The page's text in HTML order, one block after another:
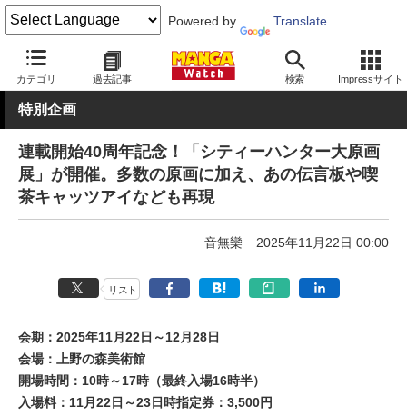
Powered by Translate
カテゴリ 過去記事 検索 Impressサイト
MANGA Watch イベント
特別企画
連載開始40周年記念！「シティーハンター大原画
展」が開催。多数の原画に加え、あの伝言板や喫
茶キャッツアイなども再現
音無欒 2025年11月22日 00:00
リスト
会期：2025年11月22日～12月28日
会場：上野の森美術館
開場時間：10時～17時（最終入場16時半）
入場料：11月22日～23日時指定券：3,500円